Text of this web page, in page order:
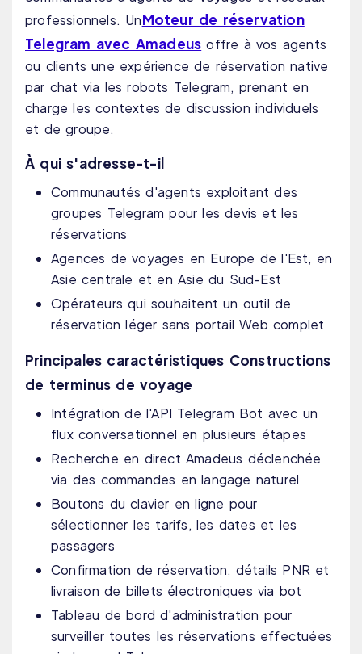
professionnels. UnMoteur de réservation
Telegram avec Amadeus offre à vos agents
ou clients une expérience de réservation native
par chat via les robots Telegram, prenant en
charge les contextes de discussion individuels
et de groupe.
À qui s'adresse-t-il
Communautés d'agents exploitant des
groupes Telegram pour les devis et les
réservations
Agences de voyages en Europe de l'Est, en
Asie centrale et en Asie du Sud-Est
Opérateurs qui souhaitent un outil de
réservation léger sans portail Web complet
Principales caractéristiques Constructions
de terminus de voyage
Intégration de l'API Telegram Bot avec un
flux conversationnel en plusieurs étapes
Recherche en direct Amadeus déclenchée
via des commandes en langage naturel
Boutons du clavier en ligne pour
sélectionner les tarifs, les dates et les
passagers
Confirmation de réservation, détails PNR et
livraison de billets électroniques via bot
Tableau de bord d'administration pour
surveiller toutes les réservations effectuées